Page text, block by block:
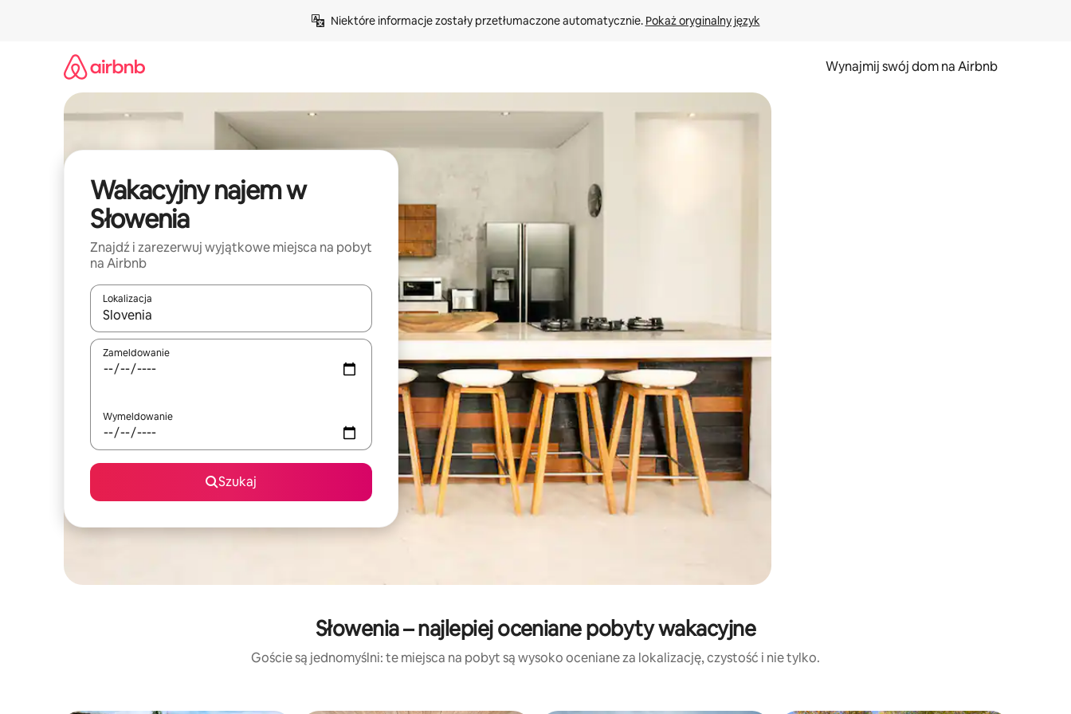
Niektóre informacje zostały przetłumaczone automatycznie. Pokaż oryginalny język
Wynajmij swój dom na Airbnb
Wakacyjny najem w
Słowenia
Znajdź i zarezerwuj wyjątkowe miejsca na pobyt
na Airbnb
Lokalizacja
Gdy wyniki będą dostępne, możesz poruszać się po nich za pomocą klawiszy strzałek w górę i w dół lub przeglądać je za pomocą gestów dotykowych lub przesuwania.
Zameldowanie
Wymeldowanie
Szukaj
Słowenia – najlepiej oceniane pobyty wakacyjne
Goście są jednomyślni: te miejsca na pobyt są wysoko oceniane za lokalizację, czystość i nie tylko.